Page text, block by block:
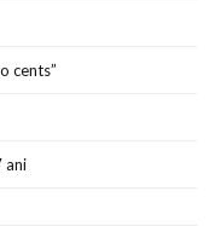
cents”
ani